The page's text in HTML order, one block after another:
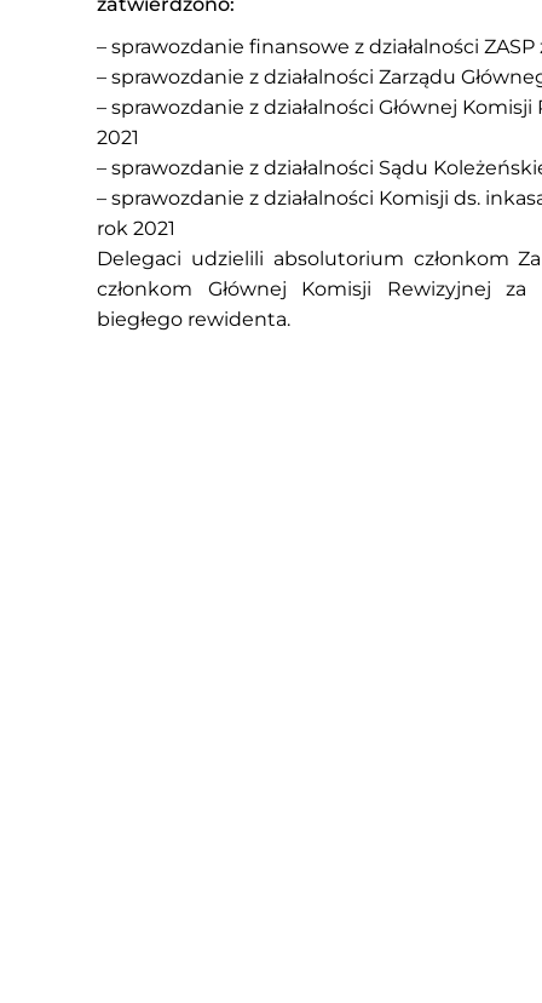
– sprawozdanie finansowe z działalności ZASP
– sprawozdanie z działalności Zarządu
– sprawozdanie z działalności Głównej
2021
– sprawozdanie z działalności Sądu
– sprawozdanie z działalności Komisji ds.
rok 2021
Delegaci udzielili absolutorium członkom
członkom Głównej Komisji Rewizyjnej
biegłego rewidenta.